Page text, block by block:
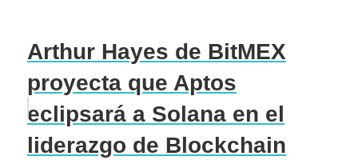
Arthur Hayes de BitMEX
proyecta que Aptos
eclipsará a Solana en el
liderazgo de Blockchain